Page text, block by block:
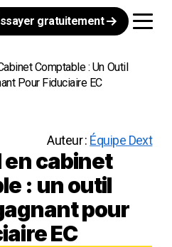
gratuitement
Comptable : Un Outil
Pour Fiduciaire EC
Auteur : Équipe Dext
en cabinet
: un outil
pour
EC